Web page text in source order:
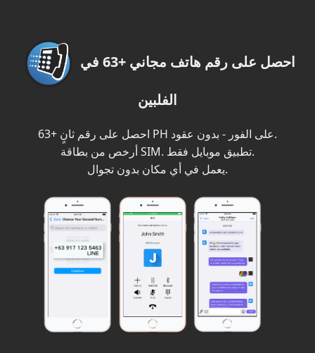
الفلبين
احصل على رقم ثانٍ +63 PH على الفور - بدون عقود.
أرخص من بطاقة SIM. تطبيق موبايل فقط.
يعمل في أي مكان بدون تجوال.